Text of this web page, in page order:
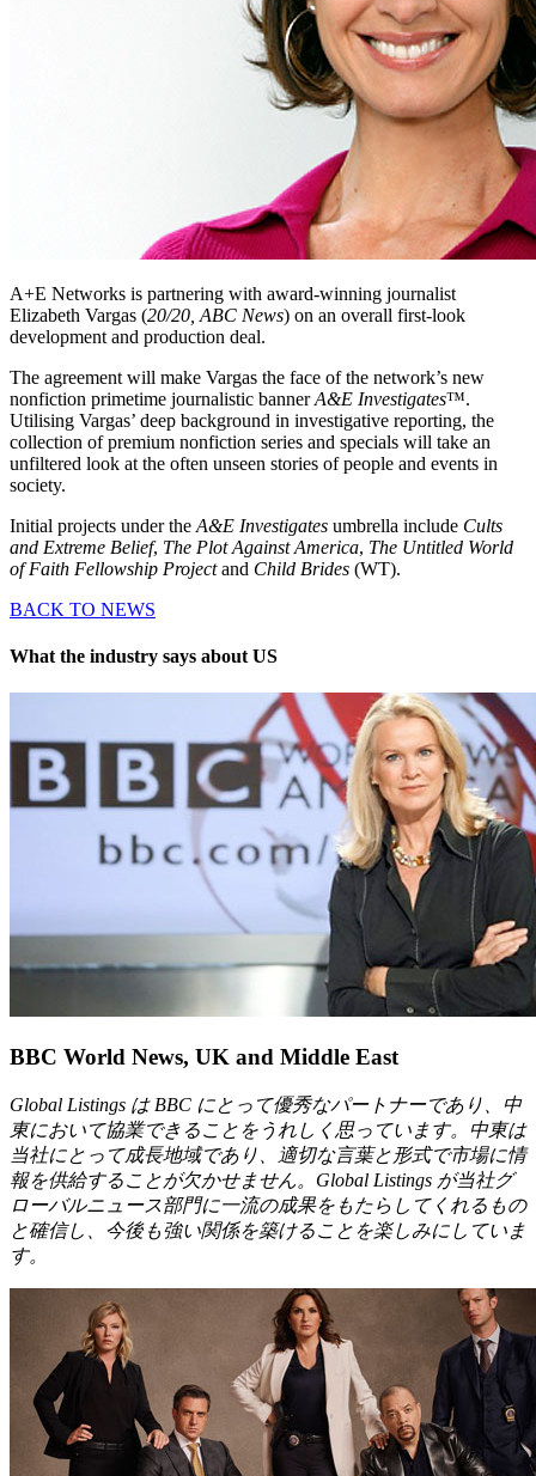
A+E Networks is partnering with award-winning journalist
Elizabeth Vargas (20/20, ABC News) on an overall first-look
development and production deal.
The agreement will make Vargas the face of the network’s new
nonfiction primetime journalistic bannerA&E Investigates™.
Utilising Vargas’ deep background in investigative reporting, the
collection of premium nonfiction series and specials will take an
unfiltered look at the often unseen stories of people and events in
society.
Initial projects under the A&E Investigates umbrella include Cults
and Extreme Belief, The Plot Against America, The Untitled World
of Faith Fellowship Projectand Child Brides (WT).
BACK TO NEWS
What the industry says about US
BBC World News, UK and Middle East
Global Listings は BBC にとって優秀なパートナーであり、中
東において協業できることをうれしく思っています。中東は
当社にとって成長地域であり、適切な言葉と形式で市場に情
報を供給することが欠かせません。Global Listings が当社グ
ローバルニュース部門に一流の成果をもたらしてくれるもの
と確信し、今後も強い関係を築けることを楽しみにしていま
す。